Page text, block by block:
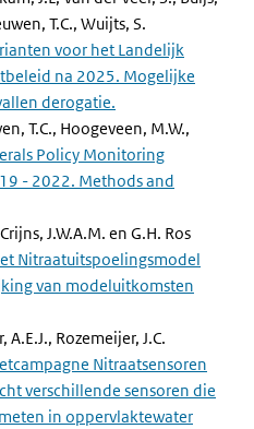
T.C., Wuijts, S.
voor het Landelijk
na 2025. Mogelijke
derogatie.
T.C., Hoogeveen, M.W.,
Policy Monitoring
- 2022. Methods and
J.W.A.M. en G.H. Ros
Nitraatuitspoelingsmodel
van modeluitkomsten
Rozemeijer, J.C.
Nitraatsensoren
verschillende sensoren die
in oppervlaktewater